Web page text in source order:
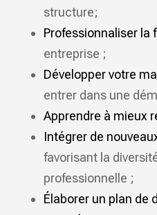
structure;
Professionnaliser la
entreprise ;
Développer votre
entrer dans une
Apprendre à mieux
Intégrer de
favorisant la
professionnelle ;
Élaborer un plan de